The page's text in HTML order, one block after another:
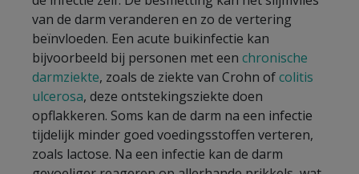
van de darm veranderen en zo de vertering
beïnvloeden. Een acute buikinfectie kan
bijvoorbeeld bij personen met een chronische
darmziekte, zoals de ziekte van Crohn ofcolitis
ulcerosa, deze ontstekingsziekte doen
opflakkeren. Soms kan de darm na een infectie
tijdelijk minder goed voedingsstoffen verteren,
zoals lactose. Na een infectie kan de darm